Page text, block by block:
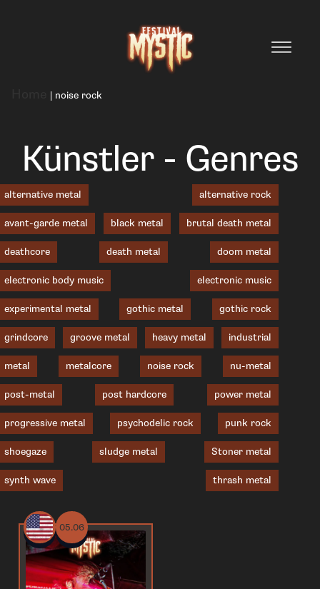
| noise rock
Künstler - Genres
alternative metal alternative rock
avant-garde metal black metal brutal death metal
deathcore death metal doom metal
electronic body music electronic music
experimental metal gothic metal gothic rock
grindcore groove metal heavy metal industrial
metal metalcore noise rock nu-metal
post-metal post hardcore power metal
progressive metal psychodelic rock punk rock
shoegaze sludge metal Stoner metal
synth wave thrash metal
05.06